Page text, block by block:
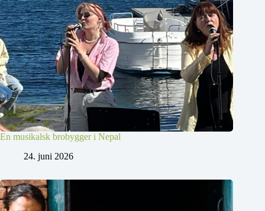
En musikalsk brobygger i Nepal
24. juni 2026